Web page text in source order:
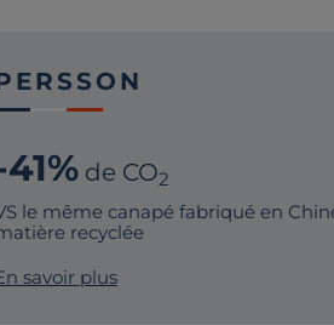
de CO2
le même canapé fabriqué en
recyclée
savoir plus